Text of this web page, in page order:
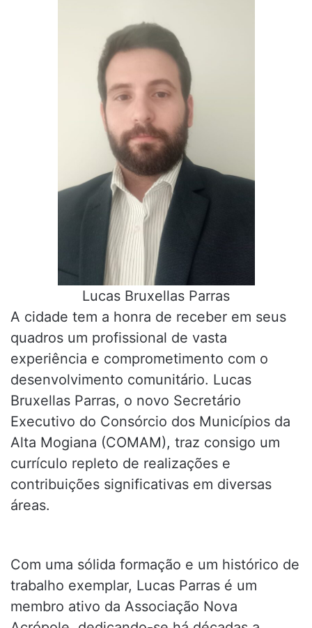
Lucas Bruxellas Parras
A cidade tem a honra de receber em seus
quadros um profissional de vasta
experiência e comprometimento com o
desenvolvimento comunitário. Lucas
Bruxellas Parras, o novo Secretário
Executivo do Consórcio dos Municípios da
Alta Mogiana (COMAM), traz consigo um
currículo repleto de realizações e
contribuições significativas em diversas
áreas.
Com uma sólida formação e um histórico de
trabalho exemplar, Lucas Parras é um
membro ativo da Associação Nova